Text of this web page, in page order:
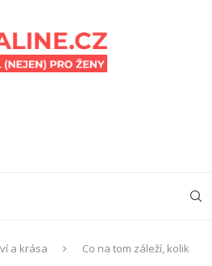
a krása
Co na tom záleží, kolik